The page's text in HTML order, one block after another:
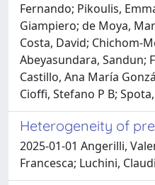
Fernando; Pikoulis,
Giampiero; de Moya,
Costa, David; Chichom-
Abeyasundara, Sandun;
Castillo, Ana María
Cioffi, Stefano P B;
Heterogeneity of
2025-01-01 Angerilli,
Francesca; Luchini,